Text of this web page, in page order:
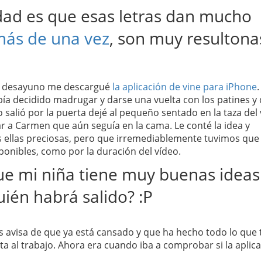
es que esas letras dan mucho
de una vez, son muy
me descargué la aplicación de vine para iPhone
decidido madrugar y darse una vuelta con los patines y
por la puerta dejé al pequeño sentado en la taza del
Carmen que aún seguía en la cama. Le conté la idea y
ellas preciosas, pero que irremediablemente tuvimos
como por la duración del vídeo.
mi niña tiene muy buenas
habrá salido? :P
de que ya está cansado y que ha hecho todo lo que
al trabajo. Ahora era cuando iba a comprobar si la